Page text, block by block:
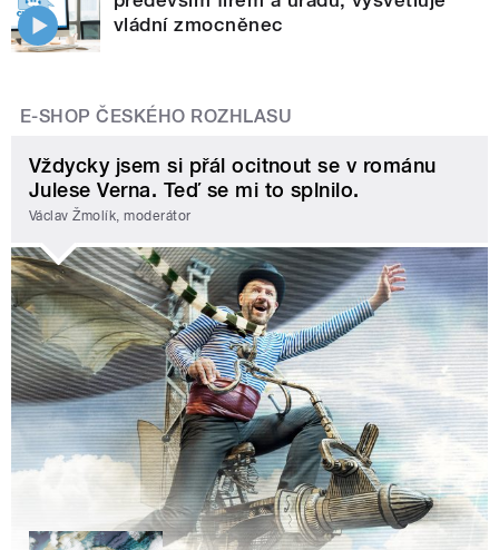
vládní zmocněnec
E-SHOP ČESKÉHO ROZHLASU
Vždycky jsem si přál ocitnout se v románu
Julese Verna. Teď se mi to splnilo.
Václav Žmolík, moderátor